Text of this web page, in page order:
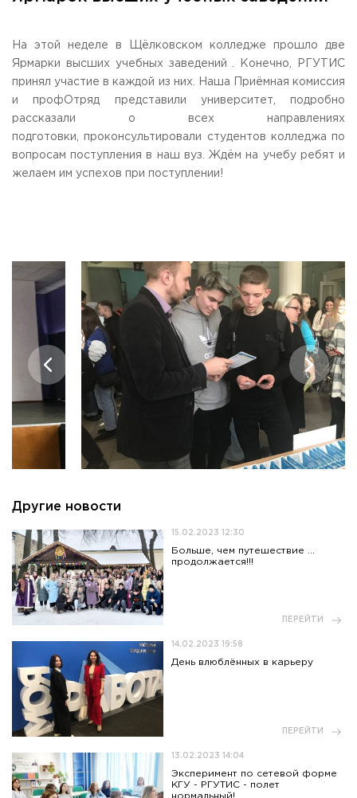
Общежитие / Кампус РГУТИС
Контакты
Научная деятельность
Дополнительное образование
Федеральный ресурсный центр
Федеральное учебно-методическое объединение в
системе ВО
ЗАКАЗАТЬ ОБРАТНЫЙ ЗВОНОК
АДРЕС
141221, Московская обл.,
Городской округ
Пушкинский,
пгт. Черкизово, ул. Главная, 99
priem@rguts.ru - Приемная комиссия
ГРАФИК И РЕЖИМ РАБОТЫ
пн-чт: с 09:00 до 18:00;
пт: с 09:00 до 16:45;
сб-вс: выходной
Приемная комиссия
пн-пт: с 10:00 до 17:00;
сб: с 10:00 до 15:30;
вс: выходной.
На этой неделе в Щёлковском колледже прошло две
Ярмарки высших учебных заведений . Конечно, РГУТИС
принял участие в каждой из них. Наша Приёмная комиссия
и профОтряд представили университет, подробно
рассказали о всех направлениях
подготовки, проконсультировали студентов колледжа по
вопросам поступления в наш вуз. Ждём на учебу ребят и
желаем им успехов при поступлении!
Другие новости
15.02.2023 12:30
Больше, чем путешествие …
продолжается!!!
ПЕРЕЙТИ
14.02.2023 19:58
День влюблённых в карьеру
ПЕРЕЙТИ
13.02.2023 14:04
Эксперимент по сетевой форме
КГУ - РГУТИС - полет
нормальный!